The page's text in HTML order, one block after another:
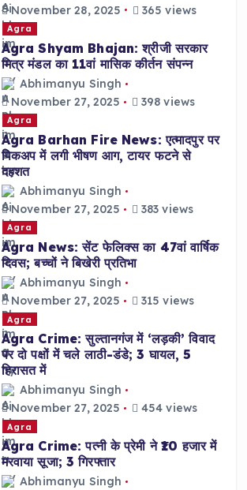
November 28, 2025
365 views
Agra
Agra Shyam Bhajan: श्रीजी सरकार
मित्र मंडल का 11वां मासिक कीर्तन संपन्न
Abhimanyu Singh
November 27, 2025
398 views
Agra
Agra Barhan Fire News: एत्मादपुर पर
पिकअप में लगी भीषण आग, टायर फटने से
दहशत
Abhimanyu Singh
November 27, 2025
383 views
Agra
Agra News: सेंट फेलिक्स का 47वां वार्षिक
दिवस; बच्चों ने बिखेरी प्रतिभा
Abhimanyu Singh
November 27, 2025
315 views
Agra
Agra Crime: सुल्तानगंज में ‘लड़की’ विवाद
पर दो पक्षों में चले लाठी-डंडे; 3 घायल, 5
हिरासत में
Abhimanyu Singh
November 27, 2025
454 views
Agra
Agra Crime: पत्नी के प्रेमी ने ₹10 हजार में
मरवाया सूजा; 3 गिरफ्तार
Abhimanyu Singh